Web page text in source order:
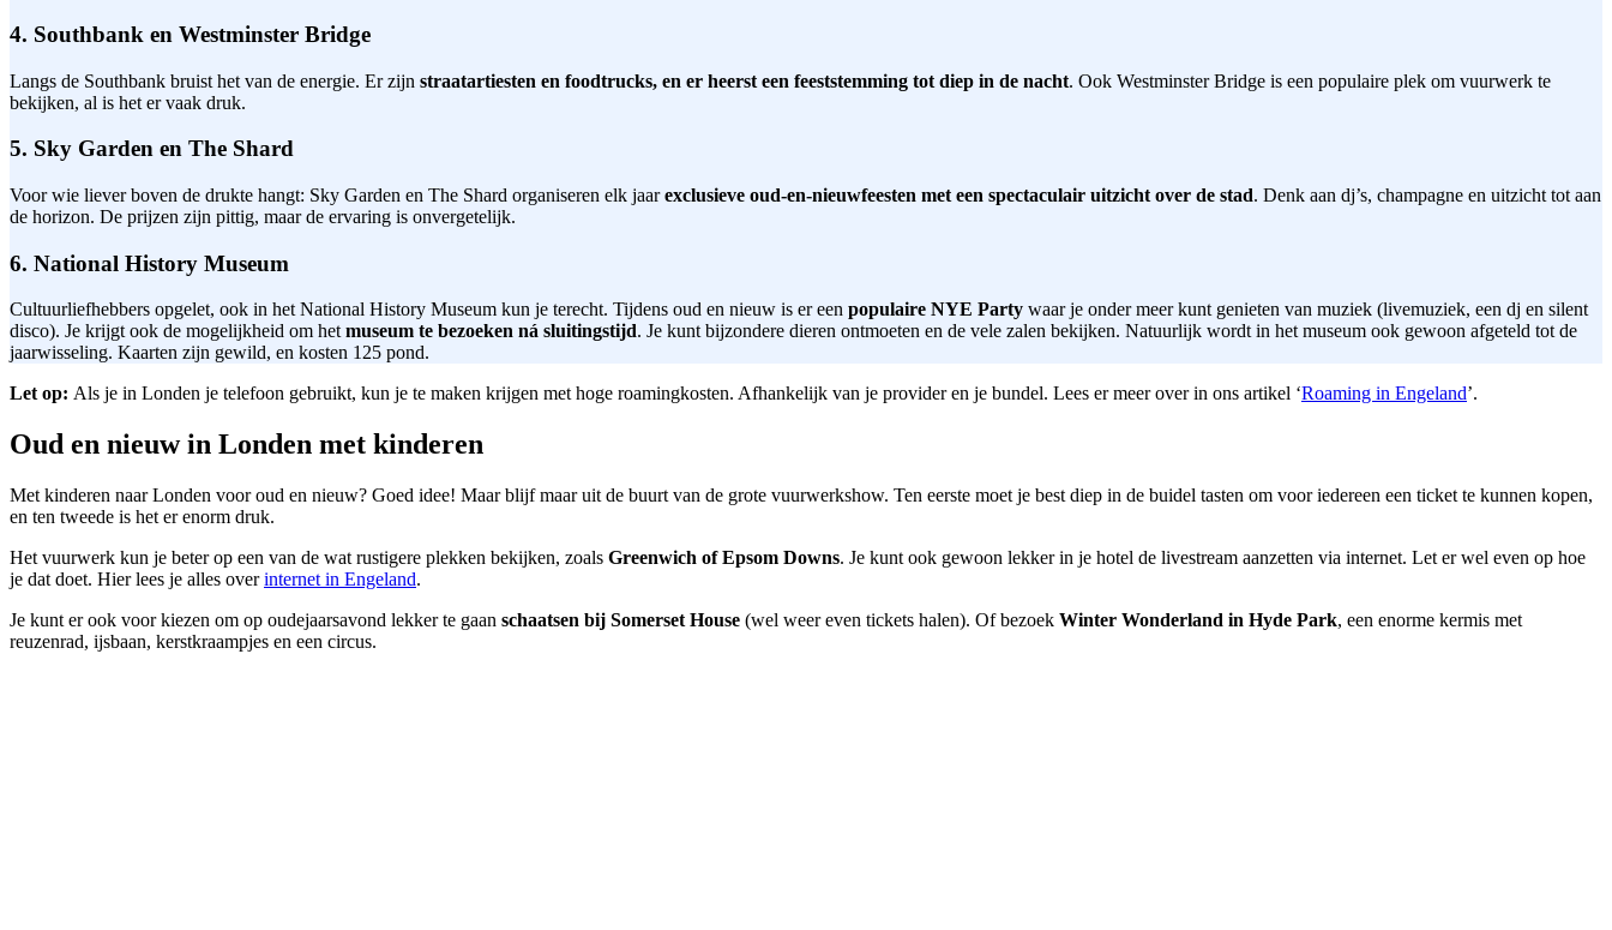
4. Southbank en Westminster Bridge
Langs de Southbank bruist het van de energie. Er zijn straatartiesten en foodtrucks, en er heerst een feeststemming tot diep in de nacht. Ook Westminster Bridge is een populaire plek om vuurwerk te
bekijken, al is het er vaak druk.
5. Sky Garden en The Shard
Voor wie liever boven de drukte hangt: Sky Garden en The Shard organiseren elk jaarexclusieve oud-en-nieuwfeesten met een spectaculair uitzicht over de stad. Denk aan dj’s, champagne en uitzicht tot aan
de horizon. De prijzen zijn pittig, maar de ervaring is onvergetelijk.
6. National History Museum
Cultuurliefhebbers opgelet, ook in het National History Museum kun je terecht. Tijdens oud en nieuw is er een populaire NYE Party waar je onder meer kunt genieten van muziek (livemuziek, een dj en silent
disco). Je krijgt ook de mogelijkheid om hetmuseum te bezoeken ná sluitingstijd. Je kunt bijzondere dieren ontmoeten en de vele zalen bekijken. Natuurlijk wordt in het museum ook gewoon afgeteld tot de
jaarwisseling. Kaarten zijn gewild, en kosten 125 pond.
Let op: Als je in Londen je telefoon gebruikt, kun je te maken krijgen met hoge roamingkosten. Afhankelijk van je provider en je bundel. Lees er meer over in ons artikel ‘Roaming in Engeland’.
Oud en nieuw in Londen met kinderen
Met kinderen naar Londen voor oud en nieuw? Goed idee! Maar blijf maar uit de buurt van de grote vuurwerkshow. Ten eerste moet je best diep in de buidel tasten om voor iedereen een ticket te kunnen kopen,
en ten tweede is het er enorm druk.
Het vuurwerk kun je beter op een van de wat rustigere plekken bekijken, zoals Greenwich of Epsom Downs. Je kunt ook gewoon lekker in je hotel de livestream aanzetten via internet. Let er wel even op hoe
je dat doet. Hier lees je alles over internet in Engeland.
Je kunt er ook voor kiezen om op oudejaarsavond lekker te gaan schaatsen bij Somerset House (wel weer even tickets halen). Of bezoek Winter Wonderland in Hyde Park, een enorme kermis met
reuzenrad, ijsbaan, kerstkraampjes en een circus.